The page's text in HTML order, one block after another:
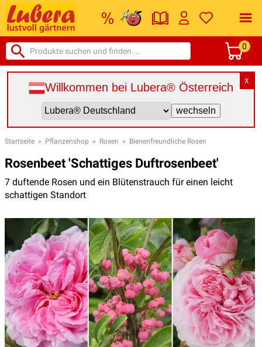
0
X
Willkommen bei Lubera® Österreich
Startseite » Pflanzenshop » Rosen » Bienenfreundliche Rosen
Rosenbeet 'Schattiges Duftrosenbeet'
7 duftende Rosen und ein Blütenstrauch für einen leicht
schattigen Standort